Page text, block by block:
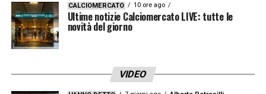
VAR: PEZZUTO
AVAR: BARONI
LAZIO – PISASabato 23/05 h. 20.45
CALCIOMERCATO 10 ore ago
Ultime notizie Calciomercato LIVE: tutte le
novità del giorno
VIDEO